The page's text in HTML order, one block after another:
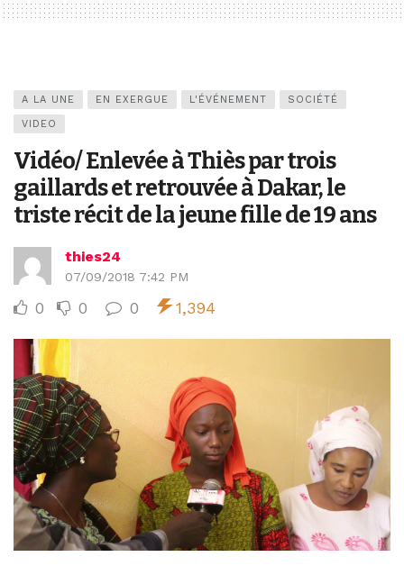
A LA UNE EN EXERGUE L'ÉVÉNEMENT SOCIÉTÉ
VIDEO
Vidéo/ Enlevée à Thiès par trois
gaillards et retrouvée à Dakar, le
triste récit de la jeune fille de 19 ans
thies24
07/09/2018 7:42 PM
0 0 0 1,394